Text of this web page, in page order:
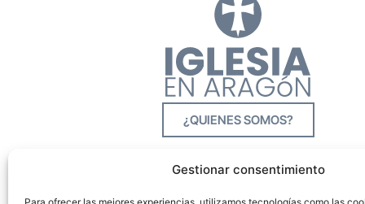
Gestionar consentimiento
¿QUIENES SOMOS?